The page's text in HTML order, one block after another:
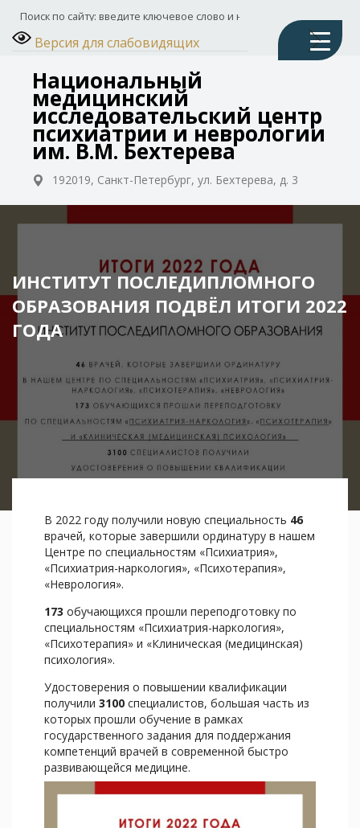
Версия для слабовидящих
Национальный
медицинский
исследовательский центр
психиатрии и неврологии
им. В.М. Бехтерева
192019, Санкт-Петербург, ул. Бехтерева, д. 3
ИНСТИТУТ ПОСЛЕДИПЛОМНОГО
ОБРАЗОВАНИЯ ПОДВЁЛ ИТОГИ 2022
ГОДА
В 2022 году получили новую специальность 46
врачей, которые завершили ординатуру в нашем
Центре по специальностям «Психиатрия»,
«Психиатрия-наркология», «Психотерапия»,
«Неврология».
173 обучающихся прошли переподготовку по
специальностям «Психиатрия-наркология»,
«Психотерапия» и «Клиническая (медицинская)
психология».
Удостоверения о повышении квалификации
получили 3100 специалистов, большая часть из
которых прошли обучение в рамках
государственного задания для поддержания
компетенций врачей в современной быстро
развивающейся медицине.